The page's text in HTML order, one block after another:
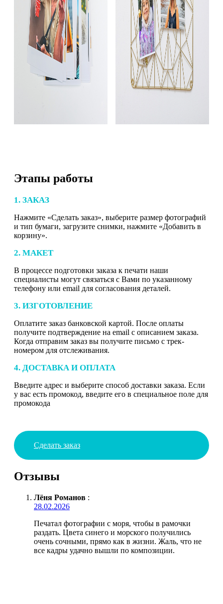
Этапы работы
1. ЗАКАЗ
Нажмите «Сделать заказ», выберите размер фотографий
и тип бумаги, загрузите снимки, нажмите «Добавить в
корзину».
2. МАКЕТ
В процессе подготовки заказа к печати наши
специалисты могут связаться с Вами по указанному
телефону или email для согласования деталей.
3. ИЗГОТОВЛЕНИЕ
Оплатите заказ банковской картой. После оплаты
получите подтверждение на email с описанием заказа.
Когда отправим заказ вы получите письмо с трек-
номером для отслеживания.
4. ДОСТАВКА И ОПЛАТА
Введите адрес и выберите способ доставки заказа. Если
у вас есть промокод, введите его в специальное поле для
промокода
Сделать заказ
Отзывы
Лёня Романов :
28.02.2026
Печатал фотографии с моря, чтобы в рамочки
раздать. Цвета синего и морского получились
очень сочными, прямо как в жизни. Жаль, что не
все кадры удачно вышли по композиции.